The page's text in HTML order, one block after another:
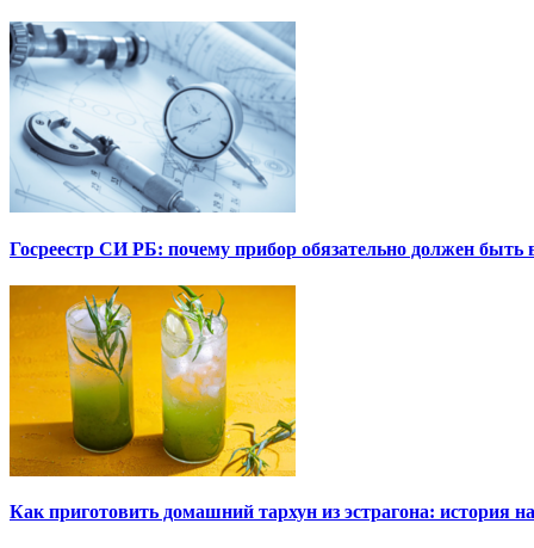
Госреестр СИ РБ: почему прибор обязательно должен быть
Как приготовить домашний тархун из эстрагона: история